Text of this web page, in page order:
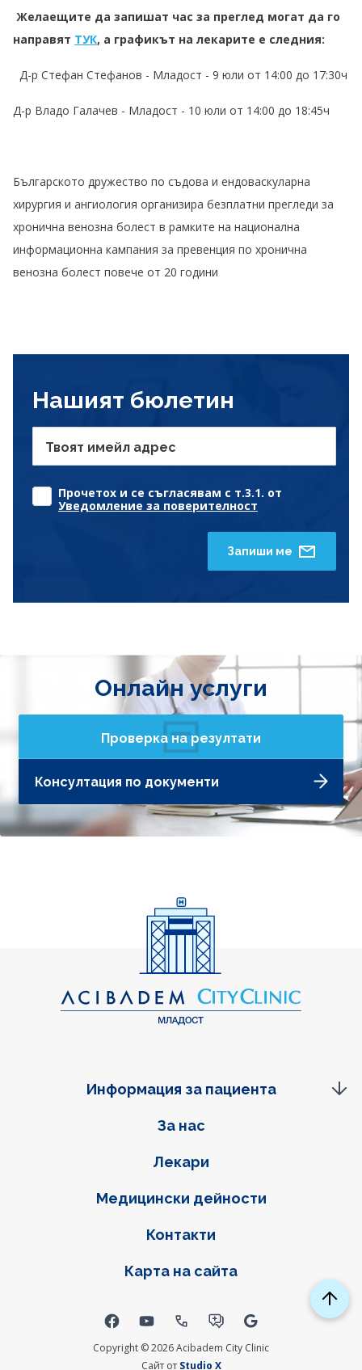
Желаещите да запишат час за преглед могат да го
направят ТУК, а графикът на лекарите е следния:
Д-р Стефан Стефанов - Младост - 9 юли от 14:00 до 17:30ч
Д-р Владо Галачев - Младост - 10 юли от 14:00 до 18:45ч
Българското дружество по съдова и ендоваскуларна
хирургия и ангиология организира безплатни прегледи за
хронична венозна болест в рамките на национална
информационна кампания за превенция по хронична
венозна болест повече от 20 години
Нашият бюлетин
Твоят имейл адрес
Прочетох и се съгласявам с т.3.1. от
Уведомление за поверителност
Запиши ме
Онлайн услуги
Проверка на резултати
Консултация по документи
Фуутер навигация
За нас
Лекари
Медицински дейности
Контакти
Карта на сайта
Информация за пациента
Copyright © 2026 Acibadem City Clinic
Social links
Сайт от Studio X